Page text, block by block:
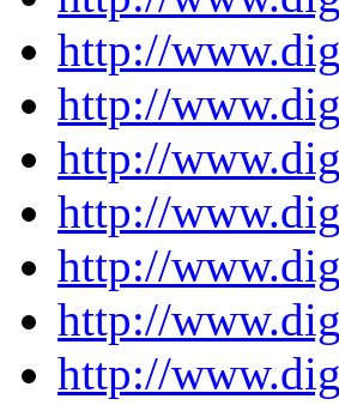
http://
http://
http://
http://
http://
http://
http://